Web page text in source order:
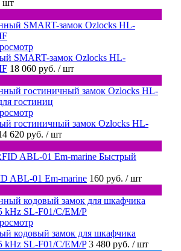
шт
SMART-замок Ozlocks HL-
18 060 руб. / шт
гостиничный замок Ozlocks HL-
620 руб. / шт
Быстрый
ABL-01 Em-marine 160 руб. / шт
кодовый замок для шкафчика
kHz SL-F01/C/EM/P 3 480 руб. / шт